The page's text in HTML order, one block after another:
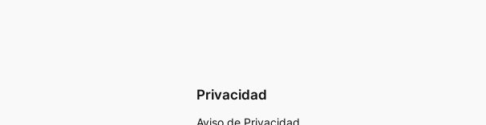
Privacidad